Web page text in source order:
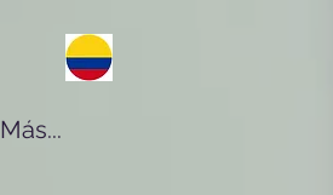
Más...